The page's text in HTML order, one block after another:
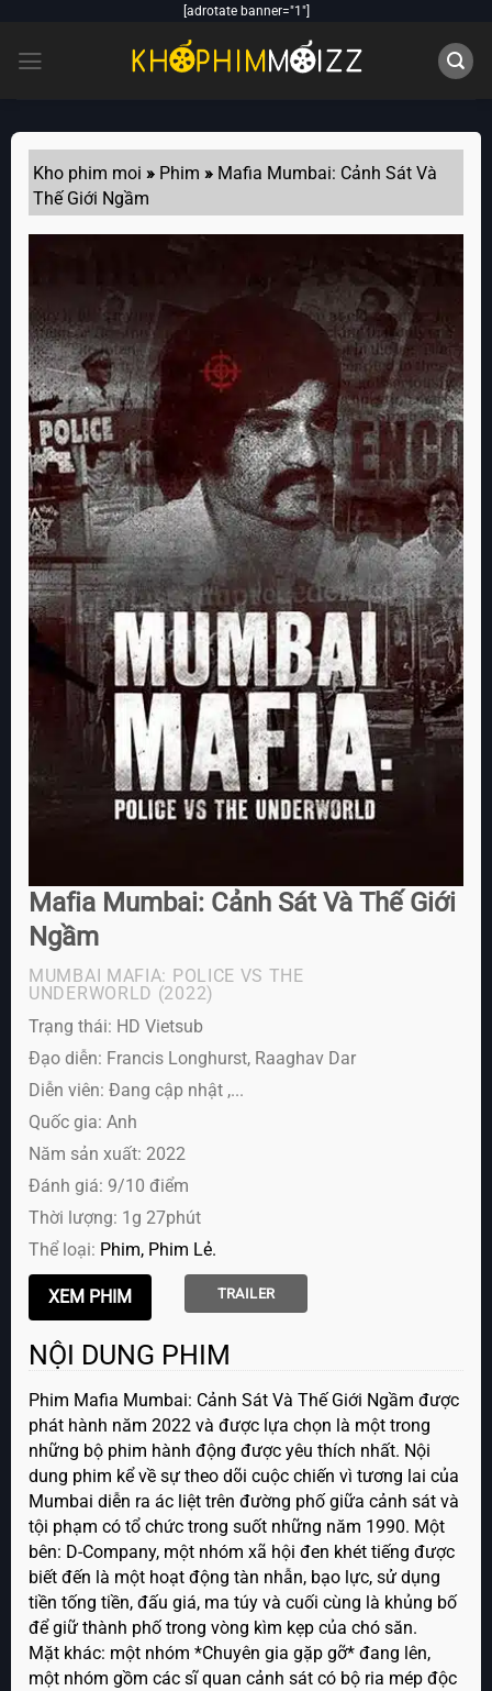
content
[adrotate banner="1"]
Kho phim moi » Phim » Mafia Mumbai: Cảnh Sát Và
Thế Giới Ngầm
Mafia Mumbai: Cảnh Sát Và Thế Giới
Ngầm
MUMBAI MAFIA: POLICE VS THE
UNDERWORLD (2022)
Trạng thái: HD Vietsub
Đạo diễn: Francis Longhurst, Raaghav Dar
Diễn viên: Đang cập nhật ,...
Quốc gia: Anh
Năm sản xuất: 2022
Đánh giá: 9/10 điểm
Thời lượng: 1g 27phút
Thể loại: Phim Phim Lẻ
TRAILER
NỘI DUNG PHIM
Phim Mafia Mumbai: Cảnh Sát Và Thế Giới Ngầm được
phát hành năm 2022 và được lựa chọn là một trong
những bộ phim hành động được yêu thích nhất. Nội
dung phim kể về sự theo dõi cuộc chiến vì tương lai của
Mumbai diễn ra ác liệt trên đường phố giữa cảnh sát và
tội phạm có tổ chức trong suốt những năm 1990. Một
bên: D-Company, một nhóm xã hội đen khét tiếng được
biết đến là một hoạt động tàn nhẫn, bạo lực, sử dụng
tiền tống tiền, đấu giá, ma túy và cuối cùng là khủng bố
để giữ thành phố trong vòng kìm kẹp của chó săn.
Mặt khác: một nhóm *Chuyên gia gặp gỡ* đang lên,
một nhóm gồm các sĩ quan cảnh sát có bộ ria mép độc